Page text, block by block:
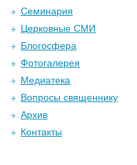
Семинария
Церковные СМИ
Блогосфера
Фотогалерея
Медиатека
Вопросы священнику
Архив
Контакты